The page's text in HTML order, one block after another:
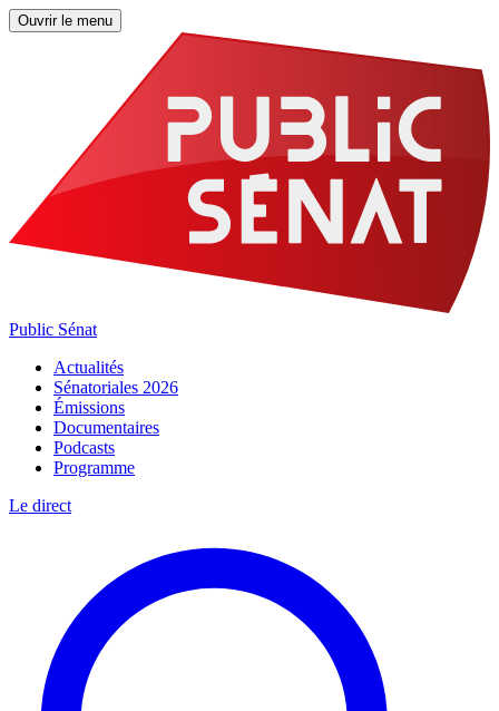
Ouvrir le menu
Public Sénat
Actualités
Sénatoriales 2026
Émissions
Documentaires
Podcasts
Programme
Le direct